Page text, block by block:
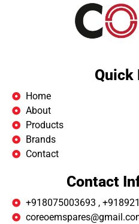
Quick
Home
About
Products
Brands
Contact
Contact
+918075003693 ,